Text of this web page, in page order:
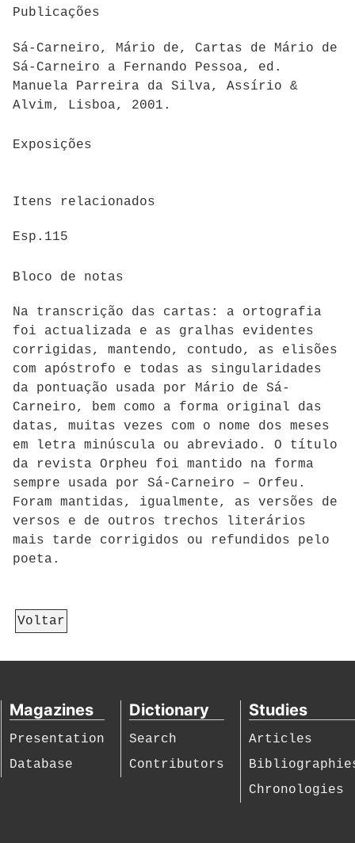
Publicações
Sá-Carneiro, Mário de, Cartas de Mário de
Sá-Carneiro a Fernando Pessoa, ed.
Manuela Parreira da Silva, Assírio &
Alvim, Lisboa, 2001.
Exposições
Itens relacionados
Esp.115
Bloco de notas
Na transcrição das cartas: a ortografia
foi actualizada e as gralhas evidentes
corrigidas, mantendo, contudo, as elisões
com apóstrofo e todas as singularidades
da pontuação usada por Mário de Sá-
Carneiro, bem como a forma original das
datas, muitas vezes com o nome dos meses
em letra minúscula ou abreviado. O título
da revista Orpheu foi mantido na forma
sempre usada por Sá-Carneiro – Orfeu.
Foram mantidas, igualmente, as versões de
versos e de outros trechos literários
mais tarde corrigidos ou refundidos pelo
poeta.
Voltar
Magazines
Presentation
Database
Dictionary
Search
Contributors
Studies
Articles
Chronologies